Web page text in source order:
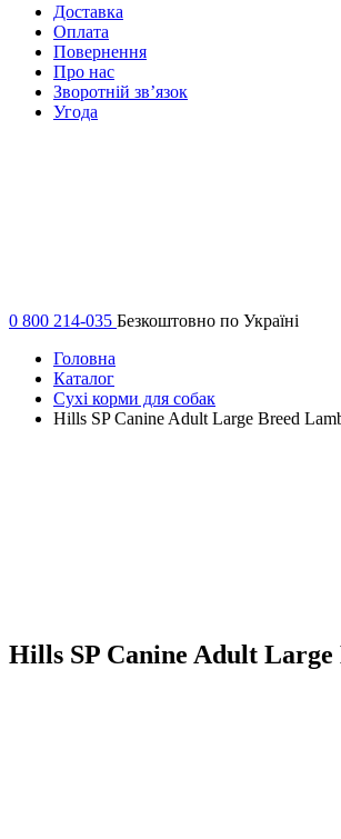
Доставка
Оплата
Повернення
Про нас
Зворотній зв’язок
Угода
0 800 214-035 Безкоштовно по Україні
Головна
Каталог
Сухі корми для собак
Hills SP Canine Adult Large Breed
Hills SP Canine Adult Large